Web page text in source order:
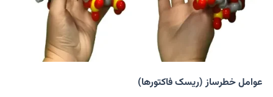
عوامل خطرساز (ریسک فاکتورها)